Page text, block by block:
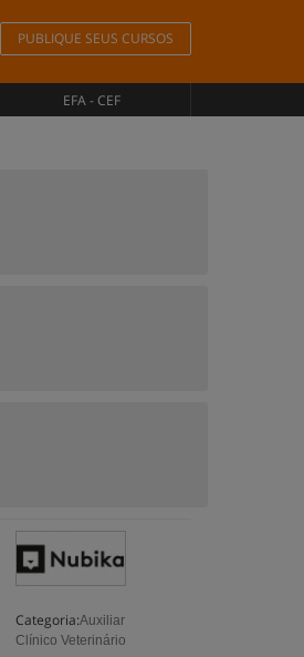
PUBLIQUE SEUS CURSOS
EFA - CEF
Categoria:Auxiliar
Clínico Veterinário